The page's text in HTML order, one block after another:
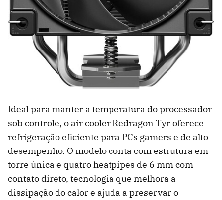
Ideal para manter a temperatura do processador
sob controle, o air cooler Redragon Tyr oferece
refrigeração eficiente para PCs gamers e de alto
desempenho. O modelo conta com estrutura em
torre única e quatro heatpipes de 6 mm com
contato direto, tecnologia que melhora a
dissipação do calor e ajuda a preservar o